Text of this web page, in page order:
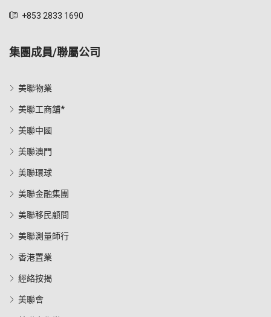
+853 2833 1690
集團成員/聯屬公司
美聯物業
美聯工商舖*
美聯中國
美聯澳門
美聯環球
美聯金融集團
美聯移民顧問
美聯測量師行
香港置業
經絡按揭
美聯會